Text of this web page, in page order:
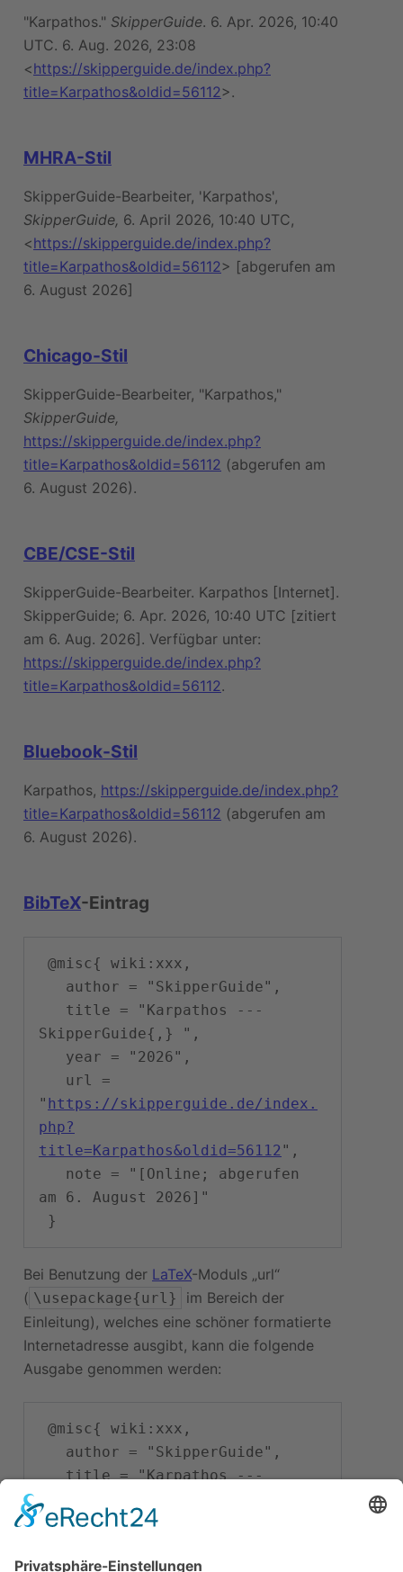
"Karpathos." SkipperGuide. 6. Apr. 2026, 10:40
UTC. 6. Aug. 2026, 23:08
<https://skipperguide.de/index.php?
title=Karpathos&oldid=56112>.
MHRA-Stil
SkipperGuide-Bearbeiter, 'Karpathos',
SkipperGuide, 6. April 2026, 10:40 UTC,
<https://skipperguide.de/index.php?
title=Karpathos&oldid=56112> [abgerufen am
6. August 2026]
Chicago-Stil
SkipperGuide-Bearbeiter, "Karpathos,"
SkipperGuide,
https://skipperguide.de/index.php?
title=Karpathos&oldid=56112 (abgerufen am
6. August 2026).
CBE/CSE-Stil
SkipperGuide-Bearbeiter. Karpathos [Internet].
SkipperGuide; 6. Apr. 2026, 10:40 UTC [zitiert
am 6. Aug. 2026]. Verfügbar unter:
https://skipperguide.de/index.php?
title=Karpathos&oldid=56112.
Bluebook-Stil
Karpathos, https://skipperguide.de/index.php?
title=Karpathos&oldid=56112 (abgerufen am
6. August 2026).
BibTeX-Eintrag
SkipperGuide{,} ",
" https://skipperguide.de/index.
php?
title=Karpathos&oldid=56112 ",
am 6. August 2026]"
Bei Benutzung der LaTeX-Moduls „url“
( \usepackage{url}
im Bereich der
Einleitung), welches eine schöner formatierte
Internetadresse ausgibt, kann die folgende
Ausgabe genommen werden:
   title = "Karpathos ---
SkipperGuide{,} ",
   year = "2026",